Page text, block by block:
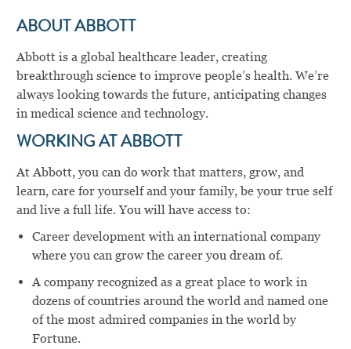
ABOUT ABBOTT
Abbott is a global healthcare leader, creating
breakthrough science to improve people’s health. We’re
always looking towards the future, anticipating changes
in medical science and technology.
WORKING AT ABBOTT
At Abbott, you can do work that matters, grow, and
learn, care for yourself and your family, be your true self
and live a full life. You will have access to:
Career development with an international company
where you can grow the career you dream of.
A company recognized as a great place to work in
dozens of countries around the world and named one
of the most admired companies in the world by
Fortune.